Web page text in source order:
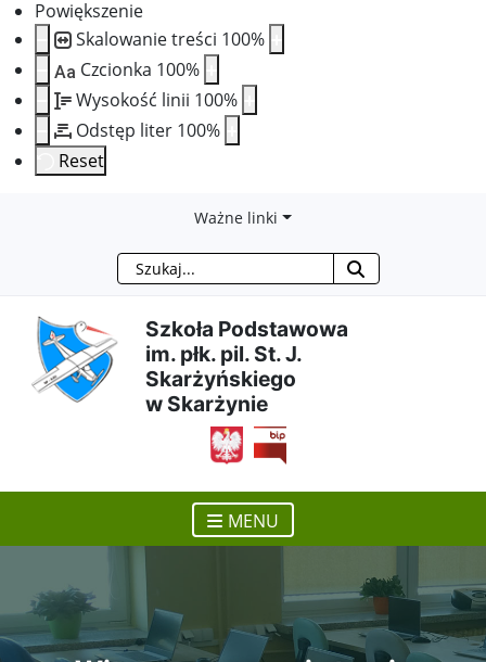
Powiększenie
Skalowanie treści 100%
Aa Czcionka 100%
Wysokość linii 100%
Odstęp liter 100%
Reset
treści
głównej
menu
nawigacyjnego
wyszukiwarki
mapy
strony
Ważne linki
Szukaj
Szkoła Podstawowa
im. płk. pil. St. J.
Skarżyńskiego
w Skarżynie
otwiera się w nowym
MENU